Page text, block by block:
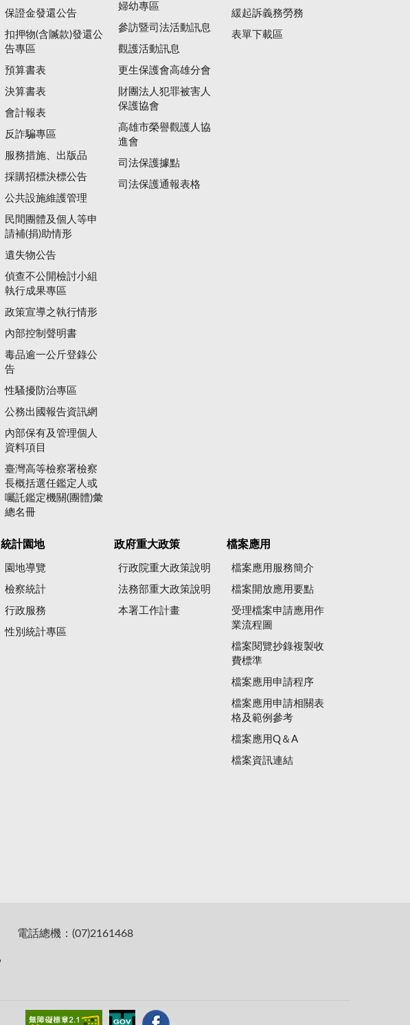
保證金發還公告
扣押物(含贓款)發還公
告專區
預算書表
決算書表
會計報表
反詐騙專區
服務措施、出版品
採購招標決標公告
公共設施維護管理
民間團體及個人等申
請補(捐)助情形
遺失物公告
偵查不公開檢討小組
執行成果專區
政策宣導之執行情形
內部控制聲明書
毒品逾一公斤登錄公
告
性騷擾防治專區
公務出國報告資訊網
內部保有及管理個人
資料項目
臺灣高等檢察署檢察
長概括選任鑑定人或
囑託鑑定機關(團體)彙
總名冊
婦幼專區
參訪暨司法活動訊息
觀護活動訊息
更生保護會高雄分會
財團法人犯罪被害人
保護協會
高雄市榮譽觀護人協
進會
司法保護據點
司法保護通報表格
緩起訴義務勞務
表單下載區
統計園地
園地導覽
檢察統計
行政服務
性別統計專區
政府重大政策
行政院重大政策說明
法務部重大政策說明
本署工作計畫
檔案應用
檔案應用服務簡介
檔案開放應用要點
受理檔案申請應用作
業流程圖
檔案閱覽抄錄複製收
費標準
檔案應用申請程序
檔案應用申請相關表
格及範例參考
檔案應用Q＆A
檔案資訊連結
電話總機：(07)2161468